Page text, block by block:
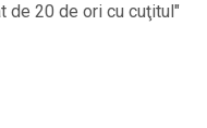
de 20 de ori cu cuţitul"